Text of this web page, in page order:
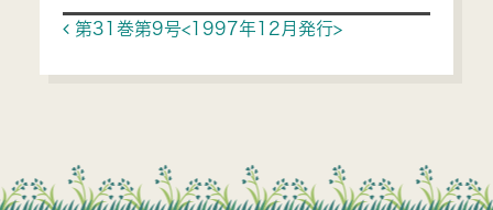
Post navigation
第31巻第9号<1997年12月発行>